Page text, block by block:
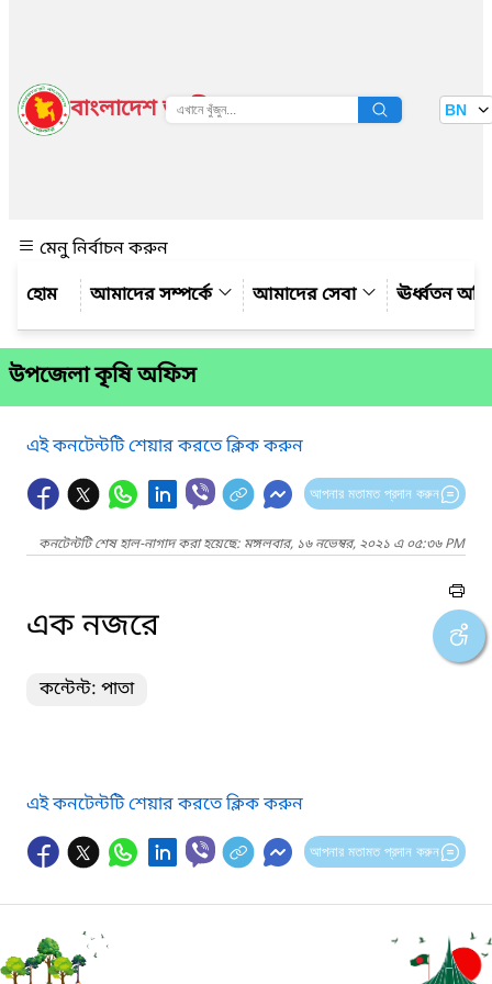
বাংলাদেশ জাতীয় তথ্য বাতায়ন BN
মেনু নির্বাচন করুন
আমাদের সম্পর্কে
আমাদের সেবা ঊর্ধ্বতন
উপজেলা কৃষি অফিস
এই কনটেন্টটি শেয়ার করতে ক্লিক করুন
আপনার মতামত প্রদান করুন
কনটেন্টটি শেষ হাল-নাগাদ করা হয়েছে: মঙ্গলবার, ১৬ নভেম্বর, ২০২১ এ ০৫:৩৬ PM
এক নজরে
কন্টেন্ট: পাতা
এই কনটেন্টটি শেয়ার করতে ক্লিক করুন
আপনার মতামত প্রদান করুন